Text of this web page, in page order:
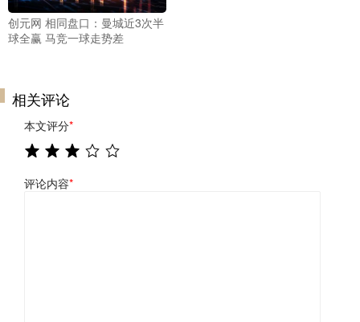
创元网 相同盘口：曼城近3次半
球全赢 马竞一球走势差
相关评论
本文评分*
评论内容*